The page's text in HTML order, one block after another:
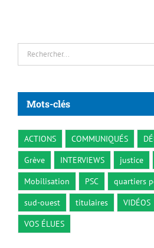
Rechercher:
Mots-clés
ACTIONS COMMUNIQUÉS
Grève
INTERVIEWS justice
Mobilisation
PSC quartiers
sud-ouest
titulaires VIDÉOS
VOS ÉLUES